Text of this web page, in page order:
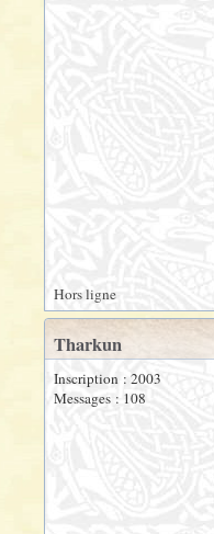
Hors ligne
Tharkun
Inscription : 2003
Messages : 108